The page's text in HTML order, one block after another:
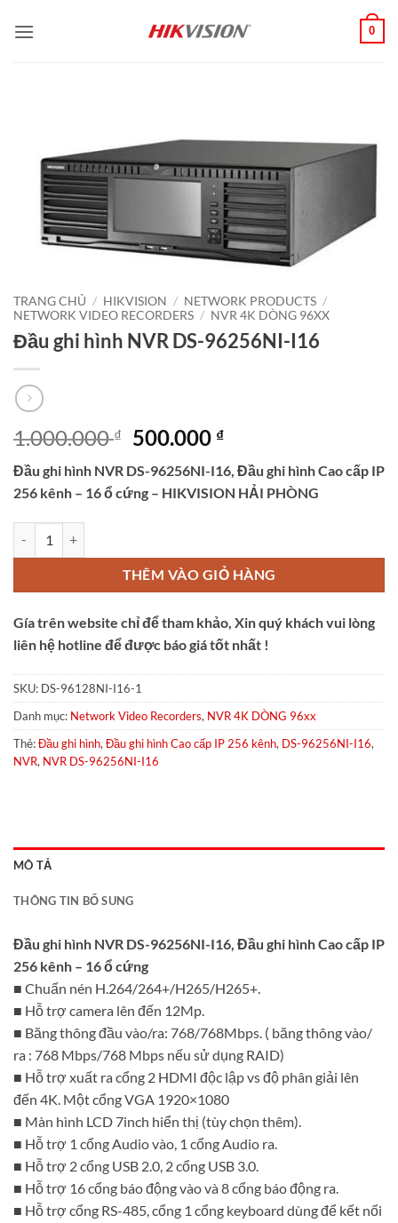
qua
0
TRANG CHỦ / HIKVISION / NETWORK PRODUCTS /
NETWORK VIDEO RECORDERS / NVR 4K DÒNG 96XX
Đầu ghi hình NVR DS-96256NI-I16
1.000.000₫
Giá
là:
1.000.000 ₫.
500.000 ₫Giá
hiện
tại
là:
Đầu ghi hình NVR DS-96256NI-I16, Đầu ghi hình Cao cấp IP
256 kênh – 16 ổ cứng – HIKVISION HẢI PHÒNG
THÊM VÀO GIỎ HÀNG
Gía trên website chỉ để tham khảo, Xin quý khách vui lòng
liên hệ hotline để được báo giá tốt nhất !
SKU: DS-96128NI-I16-1
Danh mục: Network Video Recorders, NVR 4K DÒNG 96xx
Thẻ:Đầu ghi hình, Đầu ghi hình Cao cấp IP 256 kênh, DS-96256NI-I16,
NVR, NVR DS-96256NI-I16
MÔ TẢ
THÔNG TIN BỔ SUNG
Đầu ghi hình NVR DS-96256NI-I16, Đầu ghi hình Cao cấp IP
256 kênh – 16 ổ cứng
■ Chuấn nén H.264/264+/H265/H265+.
■ Hỗ trợ camera lên đến 12Mp.
■ Băng thông đầu vào/ra: 768/768Mbps. ( băng thông vào/
ra : 768 Mbps/768 Mbps nếu sử dụng RAID)
■ Hỗ trợ xuất ra cổng 2 HDMI độc lập vs độ phân giải lên
đến 4K. Một cổng VGA 1920×1080
■ Màn hình LCD 7inch hiển thị (tùy chọn thêm).
■ Hỗ trợ 1 cổng Audio vào, 1 cổng Audio ra.
■ Hỗ trợ 2 cổng USB 2.0, 2 cổng USB 3.0.
■ Hỗ trợ 16 cổng báo động vào và 8 cổng báo động ra.
■ Hỗ trợ cổng RS-485, cổng 1 cổng keyboard dùng để kết nối